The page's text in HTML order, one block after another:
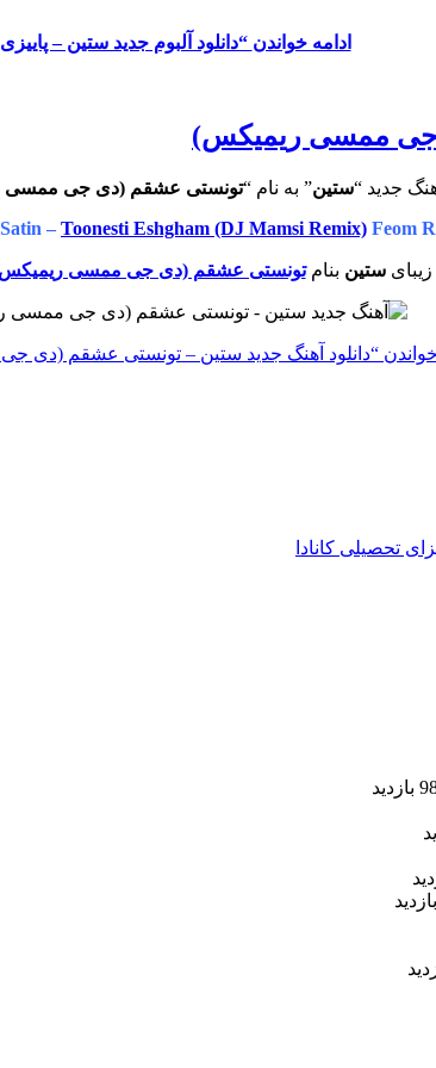
ادامه خواندن “دانلود آلبوم جدید ستین –
جی ممسی ریمیکس)
جدید “ستین” به نام “تونستی عشقم (دی جی ممسی
– Toonesti Eshgham (DJ Mamsi Remix) Feom
زیبایستین بنام تونستی عشقم (دی جی ممسی
“دانلود آهنگ جدید ستین – تونستی عشقم (دی
تحصیلی کانادا